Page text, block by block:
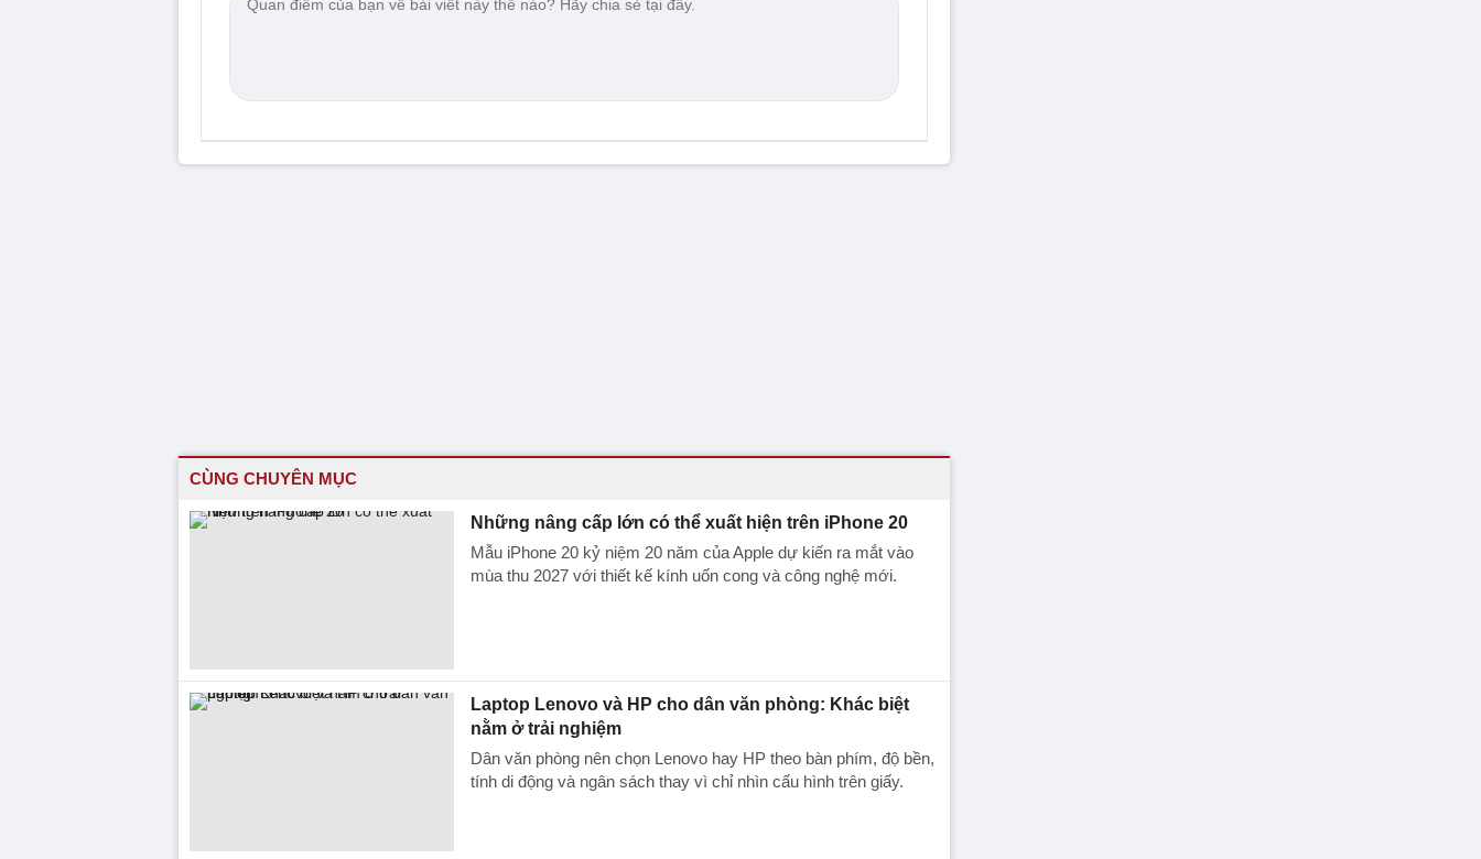
CÙNG CHUYÊN MỤC
Những nâng cấp lớn có thể xuất hiện trên iPhone 20
Mẫu iPhone 20 kỷ niệm 20 năm của Apple dự kiến ra mắt vào
mùa thu 2027 với thiết kế kính uốn cong và công nghệ mới.
Laptop Lenovo và HP cho dân văn phòng: Khác biệt
nằm ở trải nghiệm
Dân văn phòng nên chọn Lenovo hay HP theo bàn phím, độ bền,
tính di động và ngân sách thay vì chỉ nhìn cấu hình trên giấy.